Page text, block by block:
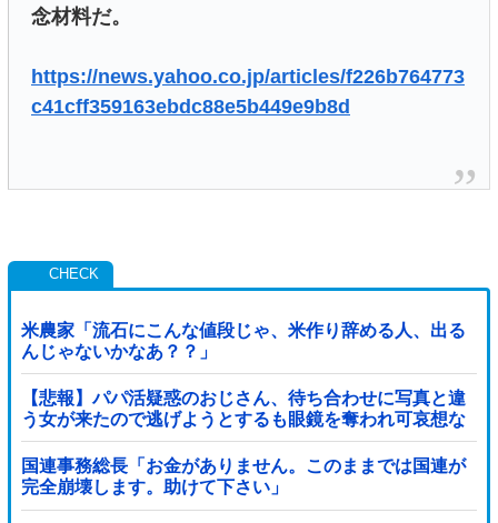
念材料だ。
https://news.yahoo.co.jp/articles/f226b764773
c41cff359163ebdc88e5b449e9b8d
米農家「流石にこんな値段じゃ、米作り辞める人、出る
んじゃないかなあ？？」
【悲報】パパ活疑惑のおじさん、待ち合わせに写真と違
う女が来たので逃げようとするも眼鏡を奪われ可哀想な
ことになっているところを激写されてしまう…
国連事務総長「お金がありません。このままでは国連が
完全崩壊します。助けて下さい」